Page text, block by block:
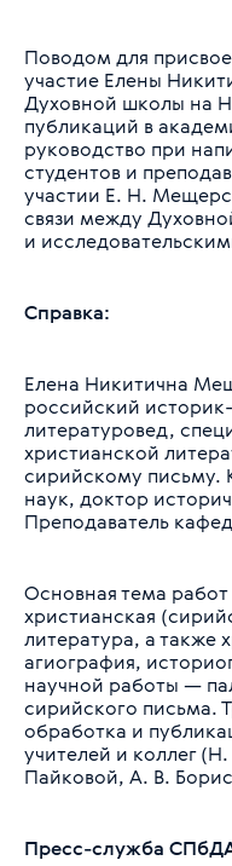
Поводом для
участие Елены
Духовной школы на
публикаций в
руководство при
студентов и
участии Е. Н.
связи между
и
Справка:
Елена Никитична
российский
литературовед,
христианской
сирийскому письму.
наук, доктор
Преподаватель
Основная тема
христианская
литература, а также
агиография,
научной работы —
сирийского письма.
обработка и
учителей и коллег
Пайковой, А. В.
Пресс-служба